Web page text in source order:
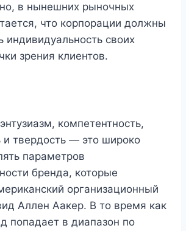
в нынешних рыночных
что корпорации должны
индивидуальность своих
зрения клиентов.
компетентность,
и твердость — это широко
параметров
бренда, которые
организационный
Аллен Аакер. В то время как
попадает в диапазон по